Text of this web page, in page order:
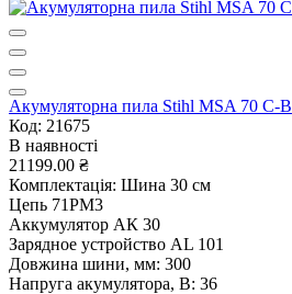
Акумуляторна пила Stihl MSA 70 C-B
Код: 21675
В наявності
21199.00 ₴
Комплектація: Шина 30 см
Цепь 71PM3
Аккумулятор АК 30
Зарядное устройство AL 101
Довжина шини, мм: 300
Напруга акумулятора, В: 36